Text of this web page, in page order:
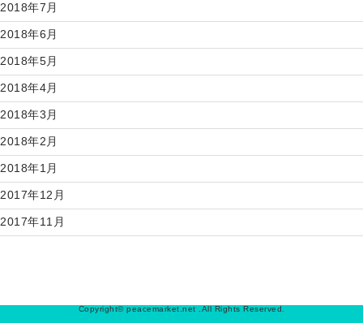
2018年7月
2018年6月
2018年5月
2018年4月
2018年3月
2018年2月
2018年1月
2017年12月
2017年11月
Copyright© peacemarket.net .All Rights Reserved.